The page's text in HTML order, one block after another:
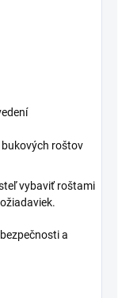
roštov
vybaviť roštami
a